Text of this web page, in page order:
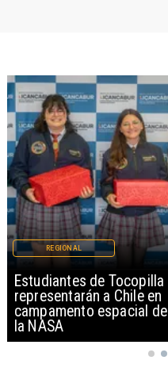
Estudiantes de Tocopilla
representarán a Chile en
campamento espacial de
la NASA
REGIONAL